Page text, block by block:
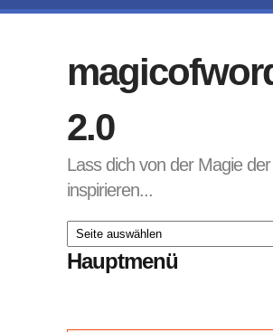
2.0
Lass dich von der Magie
inspirieren...
Hauptmenü